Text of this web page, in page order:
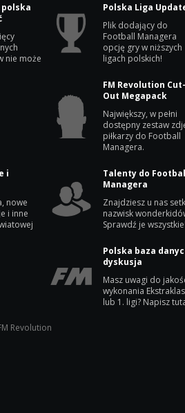
nie może
Polska Liga
Plik dodający do
Football Managera
opcję gry w niższych
ligach polskich!
FM Revolution
Out Megapack
Największy, w pełni
dostępny zestaw
piłkarzy do Football
Managera.
i
nowe
i inne
Talenty do
Managera
Znajdziesz u nas
nazwisk
Sprawdź je
Polska baza
dyskusja
Masz uwagi do
wykonania
lub 1. ligi? Napisz
Revolution